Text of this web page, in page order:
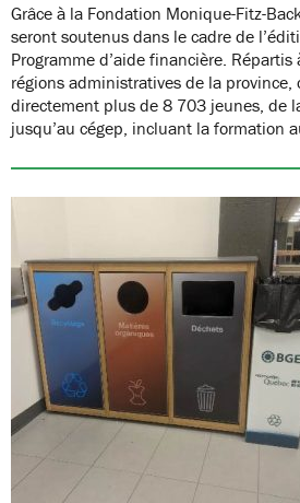
Grâce à la Fondation Monique-Fitz-
seront soutenus dans le cadre de
Programme d’aide financière. Répartis
régions administratives de la
directement plus de 8 703 jeunes, de
jusqu’au cégep, incluant la formation